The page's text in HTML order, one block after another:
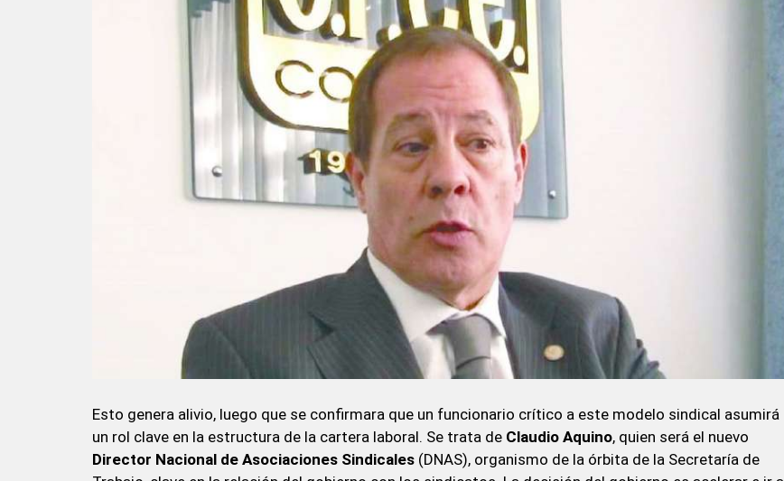
Esto genera alivio, luego que se confirmara que un funcionario crítico a este modelo sindical asumirá
un rol clave en la estructura de la cartera laboral. Se trata de Claudio Aquino, quien será el nuevo
Director Nacional de Asociaciones Sindicales (DNAS), organismo de la órbita de la Secretaría de